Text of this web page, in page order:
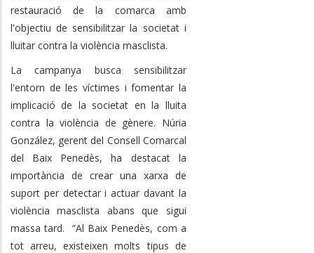
restauració de la comarca amb
l'objectiu de sensibilitzar la societat i
lluitar contra la violència masclista.
La campanya busca sensibilitzar
l'entorn de les víctimes i fomentar la
implicació de la societat en la lluita
contra la violència de gènere. Núria
González, gerent del Consell Comarcal
del Baix Penedès, ha destacat la
importància de crear una xarxa de
suport per detectar i actuar davant la
violència masclista abans que sigui
massa tard. “Al Baix Penedès, com a
tot arreu, existeixen molts tipus de